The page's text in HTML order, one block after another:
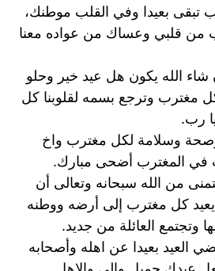
تبقى بعيدا وفي القلب موطنك،
من قلبي وعساك من عواده معنا
الله يكون هل عيد خير وحلو
مغترب وترجع بسمه لقلوبنا كل
رب.
وسلامة لكل مغترب واخ
في المغترب أضحى مبارك.
من الله سبحانه وتعالى أن
يعيد كل مغترب إلى أرضه ووطنه
وتجتمع العائلة من جديد.
العيد بعيدا عن اهله وأصحابه